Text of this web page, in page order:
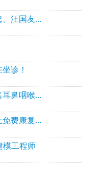
西南医大中医院杨文信、庄诚、廖大忠、汪国友、敖素华、白雪、杜渊等专家假期坐诊！
诊！
名医来泸州！泸州市人医引进全国知名耳鼻咽喉专家，甲状腺癌、喉癌等手术都可预约！
颈肩腰腿痛别硬扛！西南医大附院线上免费康复义诊来帮忙！
模工程师